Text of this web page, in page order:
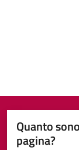
Quanto
pagina?